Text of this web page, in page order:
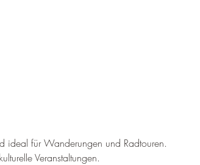
ideal für Wanderungen und Radtouren.
Veranstaltungen.